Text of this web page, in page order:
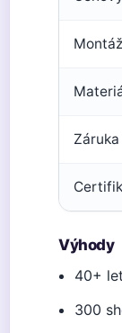
Montáž
Záruka
Výhody
40+
300